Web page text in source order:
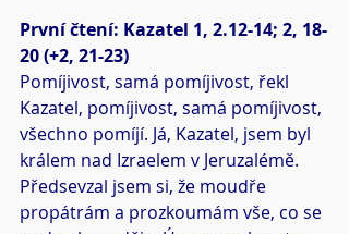
První čtení: Kazatel 1, 2.12-14; 2, 18-
20 (+2, 21-23)
Pomíjivost, samá pomíjivost, řekl
Kazatel, pomíjivost, samá pomíjivost,
všechno pomíjí. Já, Kazatel, jsem byl
králem nad Izraelem v Jeruzalémě.
Předsevzal jsem si, že moudře
propátrám a prozkoumám vše, co se